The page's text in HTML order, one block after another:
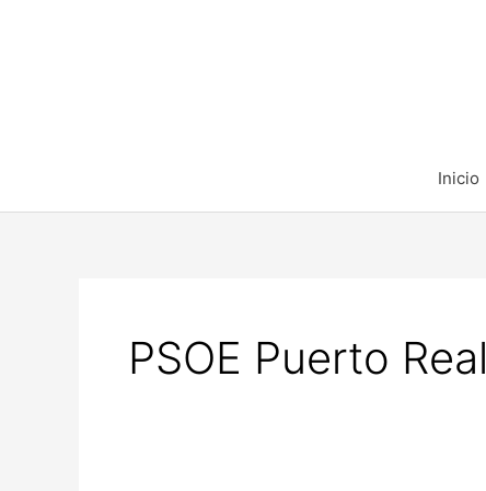
Inicio
PSOE Puerto Real